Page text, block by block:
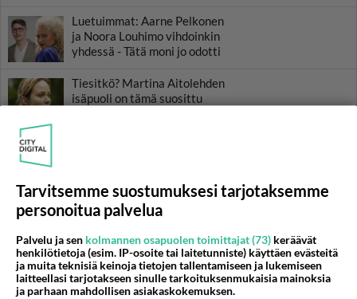
Luetuimmat: Aarne Pelkonen
ja Noora Louhimo vihdoinkin
yhdessä - Tätä moni jo odotti
Tiesitkö? Martina Aitolehden
isäpuoli on tämä suosittu
Kun yksi kauhallinen ei riitä...
Tämä helppo arkiruoka ei jää
syömättä!
Tarvitsemme suostumuksesi tarjotaksemme
personoitua palvelua
Palvelu ja sen kolmannen osapuolen toimittajat (73) keräävät
henkilötietoja (esim. IP-osoite tai laitetunniste) käyttäen evästeitä
ja muita teknisiä keinoja tietojen tallentamiseen ja lukemiseen
laitteellasi tarjotakseen sinulle tarkoituksenmukaisia mainoksia
ja parhaan mahdollisen asiakaskokemuksen.